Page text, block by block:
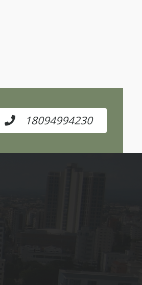
18094994230